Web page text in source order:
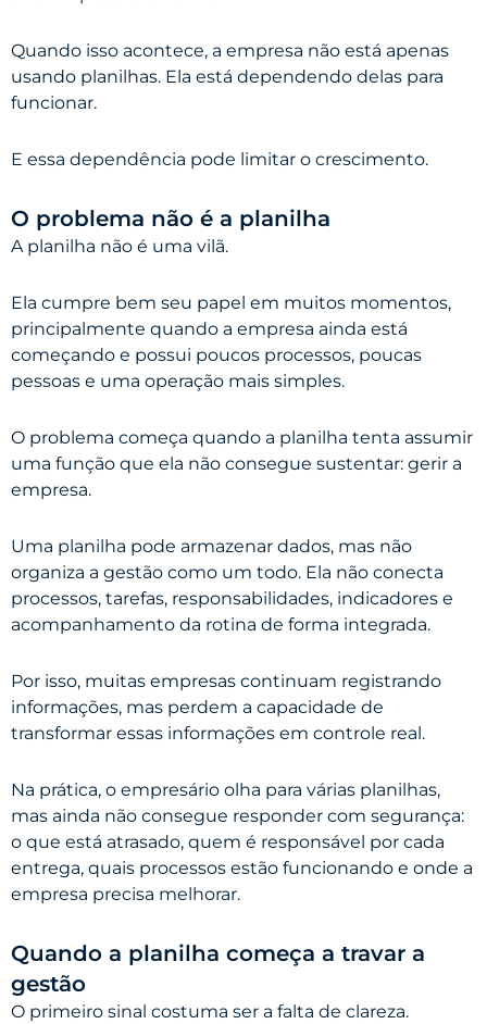
Quando isso acontece, a empresa não está apenas
usando planilhas. Ela está dependendo delas para
funcionar.
E essa dependência pode limitar o crescimento.
O problema não é a planilha
A planilha não é uma vilã.
Ela cumpre bem seu papel em muitos momentos,
principalmente quando a empresa ainda está
começando e possui poucos processos, poucas
pessoas e uma operação mais simples.
O problema começa quando a planilha tenta assumir
uma função que ela não consegue sustentar: gerir a
empresa.
Uma planilha pode armazenar dados, mas não
organiza a gestão como um todo. Ela não conecta
processos, tarefas, responsabilidades, indicadores e
acompanhamento da rotina de forma integrada.
Por isso, muitas empresas continuam registrando
informações, mas perdem a capacidade de
transformar essas informações em controle real.
Na prática, o empresário olha para várias planilhas,
mas ainda não consegue responder com segurança:
o que está atrasado, quem é responsável por cada
entrega, quais processos estão funcionando e onde a
empresa precisa melhorar.
Quando a planilha começa a travar a
gestão
O primeiro sinal costuma ser a falta de clareza.